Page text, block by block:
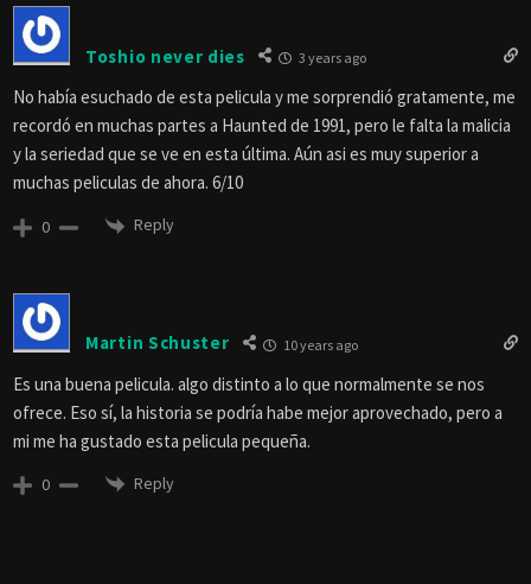
Toshio never dies 3 years ago
No había esuchado de esta pelicula y me sorprendió gratamente, me
recordó en muchas partes a Haunted de 1991, pero le falta la malicia
y la seriedad que se ve en esta última. Aún asi es muy superior a
muchas peliculas de ahora. 6/10
0 Reply
Martin Schuster 10 years ago
Es una buena pelicula. algo distinto a lo que normalmente se nos
ofrece. Eso sí, la historia se podría habe mejor aprovechado, pero a
mi me ha gustado esta pelicula pequeña.
0 Reply